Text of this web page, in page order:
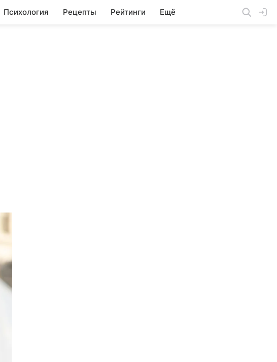
Психология Рецепты Рейтинги Ещё